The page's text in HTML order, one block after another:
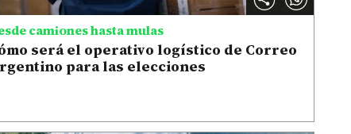
camiones hasta mulas
será el operativo logístico de Correo
para las elecciones